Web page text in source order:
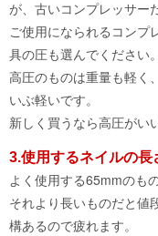
が、古いコンプレッサー
ご使用になられるコンプ
具の圧も選んでください。
高圧のものは重量も軽く
いぶ軽いです。
新しく買うなら高圧がい
3.使用するネイルの長
よく使用する65mmのも
それより長いものだと値
構あるので疲れます。